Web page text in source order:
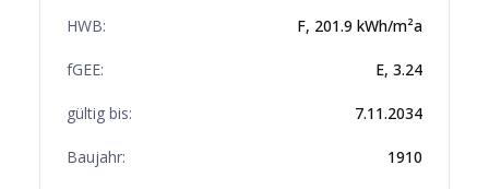
HWB: F, 201.9 kWh/m²a
fGEE: E, 3.24
gültig bis: 7.11.2034
Baujahr: 1910